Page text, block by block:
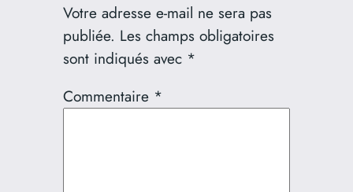
Votre adresse e-mail ne sera pas
publiée. Les champs obligatoires
sont indiqués avec *
Commentaire *